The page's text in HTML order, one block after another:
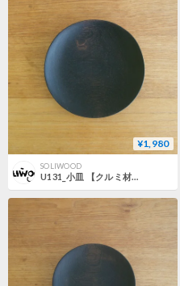
¥1,980
SOLIWOOD
U131_小皿 【クルミ材・鉄媒染】